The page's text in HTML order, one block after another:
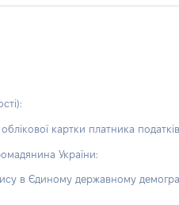
картки платника
України:
в Єдиному державному